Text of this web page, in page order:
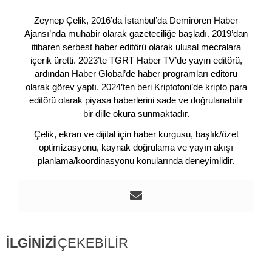
Zeynep Çelik, 2016’da İstanbul’da Demirören Haber
Ajansı’nda muhabir olarak gazeteciliğe başladı. 2019’dan
itibaren serbest haber editörü olarak ulusal mecralara
içerik üretti. 2023’te TGRT Haber TV’de yayın editörü,
ardından Haber Global’de haber programları editörü
olarak görev yaptı. 2024’ten beri Kriptofoni’de kripto para
editörü olarak piyasa haberlerini sade ve doğrulanabilir
bir dille okura sunmaktadır.
Çelik, ekran ve dijital için haber kurgusu, başlık/özet
optimizasyonu, kaynak doğrulama ve yayın akışı
planlama/koordinasyonu konularında deneyimlidir.
İLGİNİZİÇEKEBİLİR